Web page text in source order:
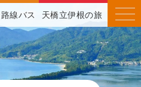
路線バス 天橋立伊根の旅